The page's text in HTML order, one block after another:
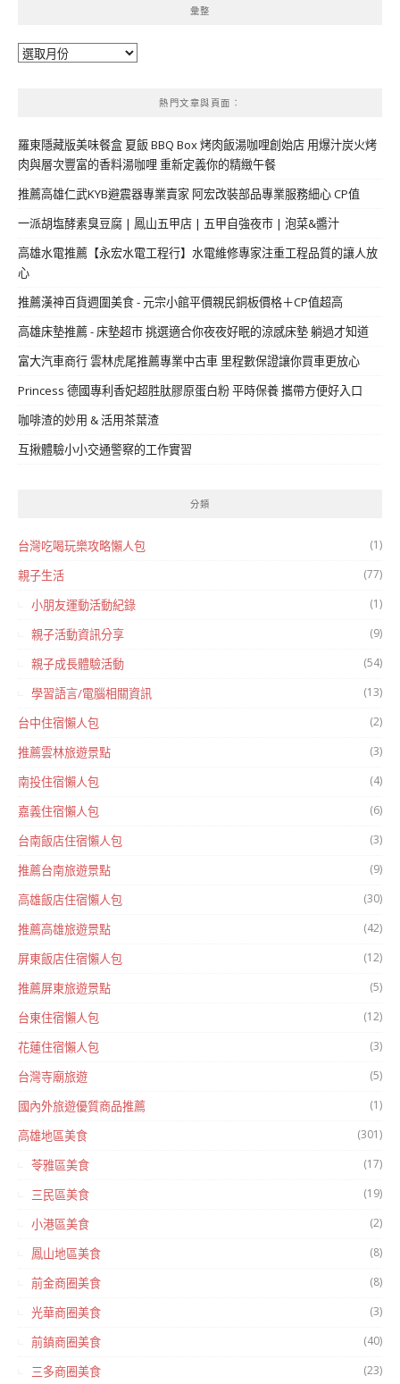
彙整
彙
熱門文章與頁面︰
羅東隱藏版美味餐盒 夏飯 BBQ Box 烤肉飯湯咖哩創始店 用爆汁炭火烤
肉與層次豐富的香料湯咖哩 重新定義你的精緻午餐
推薦高雄仁武KYB避震器專業賣家 阿宏改裝部品專業服務細心 CP值
一派胡塩酵素臭豆腐 | 鳳山五甲店 | 五甲自強夜市 | 泡菜&醬汁
高雄水電推薦【永宏水電工程行】水電維修專家注重工程品質的讓人放
心
推薦漢神百貨週圍美食 - 元宗小館平價親民銅板價格＋CP值超高
高雄床墊推薦 - 床墊超市 挑選適合你夜夜好眠的涼感床墊 躺過才知道
富大汽車商行 雲林虎尾推薦專業中古車 里程數保證讓你買車更放心
Princess 德國專利香妃超胜肽膠原蛋白粉 平時保養 攜帶方便好入口
咖啡渣的妙用 & 活用茶葉渣
互揪體驗小小交通警察的工作實習
分類
台灣吃喝玩樂攻略懶人包 (1)
親子生活 (77)
小朋友運動活動紀錄 (1)
親子活動資訊分享 (9)
親子成長體驗活動 (54)
學習語言/電腦相關資訊 (13)
台中住宿懶人包 (2)
推薦雲林旅遊景點 (3)
南投住宿懶人包 (4)
嘉義住宿懶人包 (6)
台南飯店住宿懶人包 (3)
推薦台南旅遊景點 (9)
高雄飯店住宿懶人包 (30)
推薦高雄旅遊景點 (42)
屏東飯店住宿懶人包 (12)
推薦屏東旅遊景點 (5)
台東住宿懶人包 (12)
花蓮住宿懶人包 (3)
台灣寺廟旅遊 (5)
國內外旅遊優質商品推薦 (1)
高雄地區美食 (301)
苓雅區美食 (17)
三民區美食 (19)
小港區美食 (2)
鳳山地區美食 (8)
前金商圈美食 (8)
光華商圈美食 (3)
前鎮商圈美食 (40)
三多商圈美食 (23)